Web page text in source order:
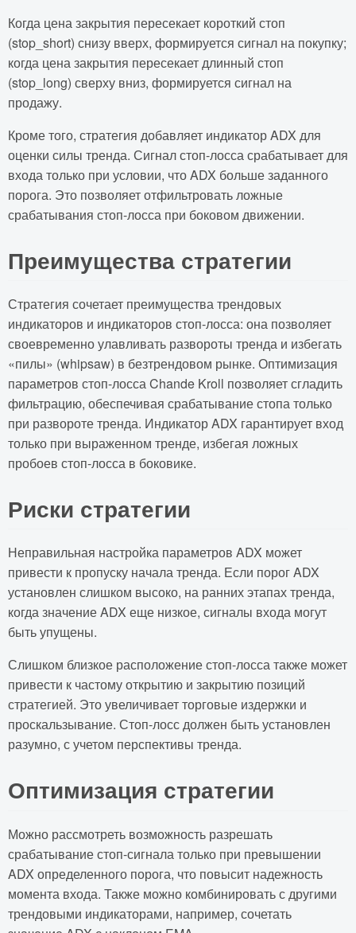
Когда цена закрытия пересекает короткий стоп
(stop_short) снизу вверх, формируется сигнал на покупку;
когда цена закрытия пересекает длинный стоп
(stop_long) сверху вниз, формируется сигнал на
продажу.
Кроме того, стратегия добавляет индикатор ADX для
оценки силы тренда. Сигнал стоп-лосса срабатывает для
входа только при условии, что ADX больше заданного
порога. Это позволяет отфильтровать ложные
срабатывания стоп-лосса при боковом движении.
Преимущества стратегии
Стратегия сочетает преимущества трендовых
индикаторов и индикаторов стоп-лосса: она позволяет
своевременно улавливать развороты тренда и избегать
«пилы» (whipsaw) в безтрендовом рынке. Оптимизация
параметров стоп-лосса Chande Kroll позволяет сгладить
фильтрацию, обеспечивая срабатывание стопа только
при развороте тренда. Индикатор ADX гарантирует вход
только при выраженном тренде, избегая ложных
пробоев стоп-лосса в боковике.
Риски стратегии
Неправильная настройка параметров ADX может
привести к пропуску начала тренда. Если порог ADX
установлен слишком высоко, на ранних этапах тренда,
когда значение ADX еще низкое, сигналы входа могут
быть упущены.
Слишком близкое расположение стоп-лосса также может
привести к частому открытию и закрытию позиций
стратегией. Это увеличивает торговые издержки и
проскальзывание. Стоп-лосс должен быть установлен
разумно, с учетом перспективы тренда.
Оптимизация стратегии
Можно рассмотреть возможность разрешать
срабатывание стоп-сигнала только при превышении
ADX определенного порога, что повысит надежность
момента входа. Также можно комбинировать с другими
трендовыми индикаторами, например, сочетать